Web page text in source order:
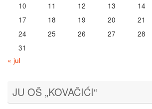
10
11 12 13 14
17
18 19 20 21
24
25 26 27 28
31
« jul
JU OŠ „KOVAČIĆI“